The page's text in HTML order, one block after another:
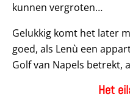
kunnen vergroten…
Gelukkig komt het later
goed, als Lenù een
Golf van Napels betrekt,
Het